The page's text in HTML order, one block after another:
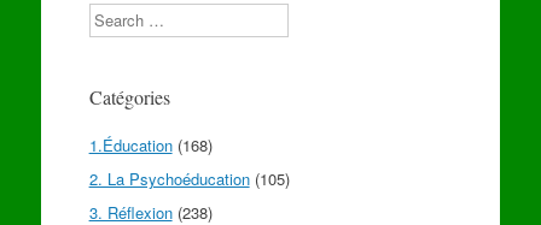
Search
Catégories
1.Éducation(168)
2. La Psychoéducation(105)
3. Réflexion(238)